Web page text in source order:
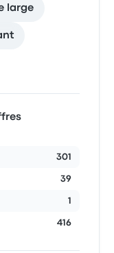
large
301
39
1
416